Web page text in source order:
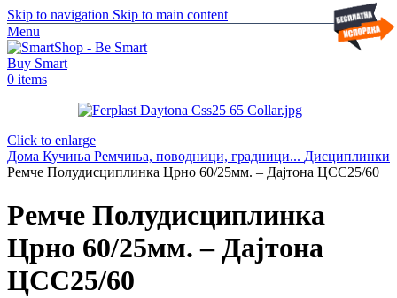
Skip to navigation Skip to main content
Menu
0 items
Click to enlarge
Дома Кучиња Ремчиња, поводници, градници... Дисциплинки
Ремче Полудисциплинка Црно 60/25мм. – Дајтона ЦСС25/60
Ремче Полудисциплинка
Црно 60/25мм. – Дајтона
ЦСС25/60